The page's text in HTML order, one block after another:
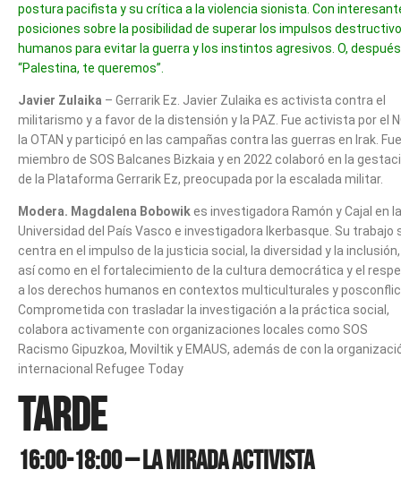
postura pacifista y su crítica a la violencia sionista. Con
posiciones sobre la posibilidad de superar los impulsos
humanos para evitar la guerra y los instintos agresivos. O,
“Palestina, te queremos”.
Javier Zulaika – Gerrarik Ez. Javier Zulaika es activista contra el
militarismo y a favor de la distensión y la PAZ. Fue activista por el
la OTAN y participó en las campañas contra las guerras en Irak. Fue
miembro de SOS Balcanes Bizkaia y en 2022 colaboró en la
de la Plataforma Gerrarik Ez, preocupada por la escalada militar.
Modera. Magdalena Bobowikes investigadora Ramón y Cajal en la
Universidad del País Vasco e investigadora Ikerbasque. Su trabajo
centra en el impulso de la justicia social, la diversidad y la inclusión,
así como en el fortalecimiento de la cultura democrática y el
a los derechos humanos en contextos multiculturales y
Comprometida con trasladar la investigación a la práctica social,
colabora activamente con organizaciones locales como SOS
Racismo Gipuzkoa, Moviltik y EMAUS, además de con la
internacional Refugee Today
Tarde
16:00-18:00 – La mirada activista